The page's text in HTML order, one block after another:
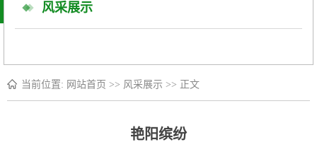
风采展示
当前位置: 网站首页 >> 风采展示 >> 正文
艳阳缤纷